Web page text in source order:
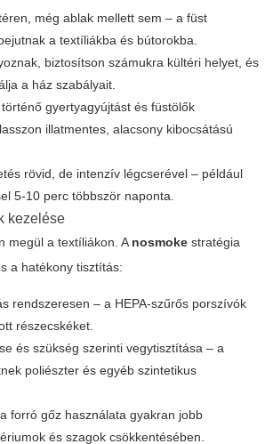
még ablak mellett sem – a füst
a textíliákba és bútorokba.
biztosítson számukra kültéri helyet, és
a ház szabályait.
gyertyagyújtást és füstölők
illatmentes, alacsony kibocsátású
rövid, de intenzív légcserével – például
5-10 perc többször naponta.
kezelése
megül a textíliákon. Anosmoke stratégia
a hatékony tisztítás:
rendszeresen – a HEPA-szűrős porszívók
részecskéket.
és szükség szerinti vegytisztítása – a
poliészter és egyéb szintetikus
forró gőz használata gyakran jobb
és szagok csökkentésében.